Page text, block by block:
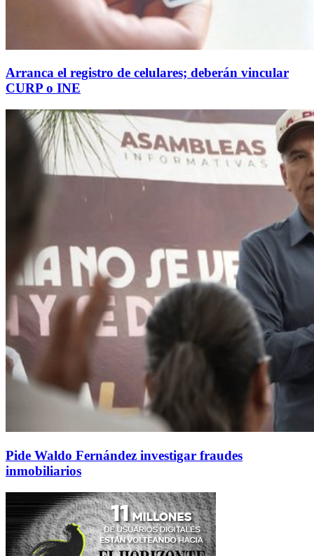
Arranca el registro de celulares; deberán vincular
CURP o INE
Pide Waldo Fernández investigar fraudes
inmobiliarios